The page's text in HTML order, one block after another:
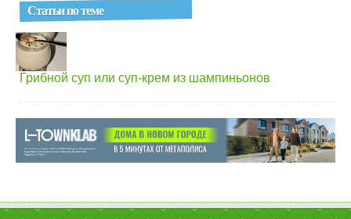
Статьи по теме
Грибной суп или суп-крем из шампиньонов